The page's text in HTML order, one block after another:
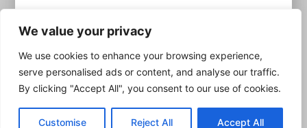
We value your privacy
We use cookies to enhance your browsing experience,
serve personalised ads or content, and analyse our traffic.
By clicking "Accept All", you consent to our use of cookies.
Customise Reject All Accept All
Pagos Seguros:
exclusivamente en nuestras sedes
físicas o mediante la plataforma
estudiantil Q10. Si realizas
transferencias bancarias (ej.